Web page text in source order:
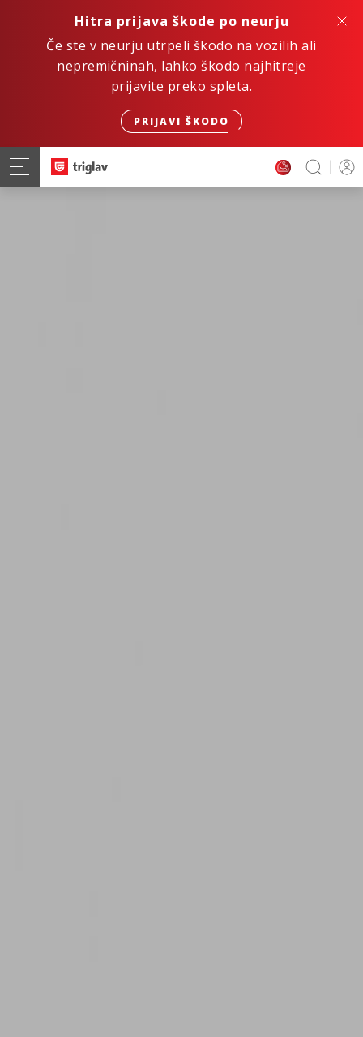
Hitra prijava škode po neurju
Če ste v neurju utrpeli škodo na vozilih ali
nepremičninah, lahko škodo najhitreje
prijavite preko spleta.
PRIJAVI ŠKODO